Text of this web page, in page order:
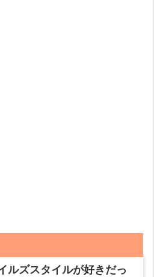
ルズスタイルが好きだっ